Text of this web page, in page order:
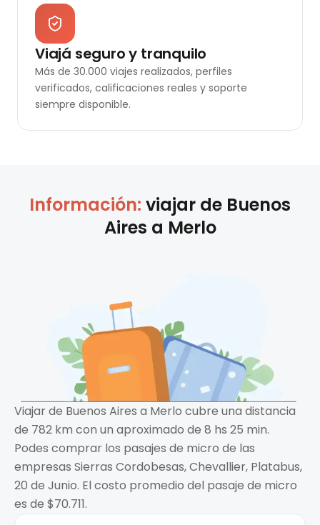
Viajá seguro y tranquilo
Más de 30.000 viajes realizados, perfiles
verificados, calificaciones reales y soporte
siempre disponible.
Información: viajar de Buenos
Aires a Merlo
Viajar de Buenos Aires a Merlo cubre una distancia
de 782 km con un aproximado de 8 hs 25 min.
Podes comprar los pasajes de micro de las
empresas Sierras Cordobesas, Chevallier, Platabus,
20 de Junio. El costo promedio del pasaje de micro
es de $70.711.